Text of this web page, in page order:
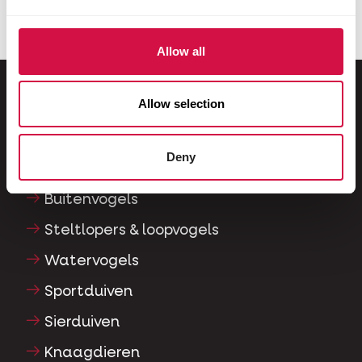
Allow all
Allow selection
Deny
Voor jouw dier
Buitenvogels
Steltlopers & loopvogels
Watervogels
Sportduiven
Sierduiven
Knaagdieren